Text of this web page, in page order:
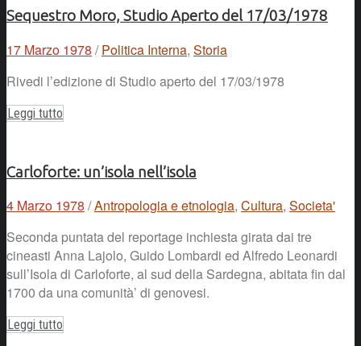
Sequestro Moro, Studio Aperto del 17/03/1978
17 Marzo 1978 / Politica Interna, Storia
Rivedi l’edizione di Studio aperto del 17/03/1978
Leggi tutto
Carloforte: un’isola nell’isola
4 Marzo 1978 /Antropologia e etnologia, Cultura, Societa'
Seconda puntata del reportage inchiesta girata dai tre
cineasti Anna Lajolo, Guido Lombardi ed Alfredo Leonardi
sull’Isola di Carloforte, al sud della Sardegna, abitata fin dal
1700 da una comunità’ di genovesi.
Leggi tutto